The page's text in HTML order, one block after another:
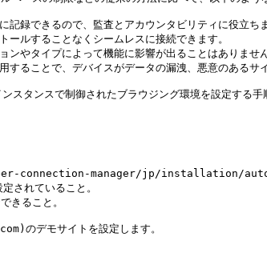
できるので、監査とアカウンタビリティに役立ちま
ルすることなくシームレスに接続できます。
タイプによって機能に影響が出ることはありません
ことで、デバイスがデータの漏洩、悪意のあるサイ
スタンスで制御されたブラウジング環境を設定する手
connection-manager/jp/installation/auto-
れていること。
ること。
のデモサイトを設定します。